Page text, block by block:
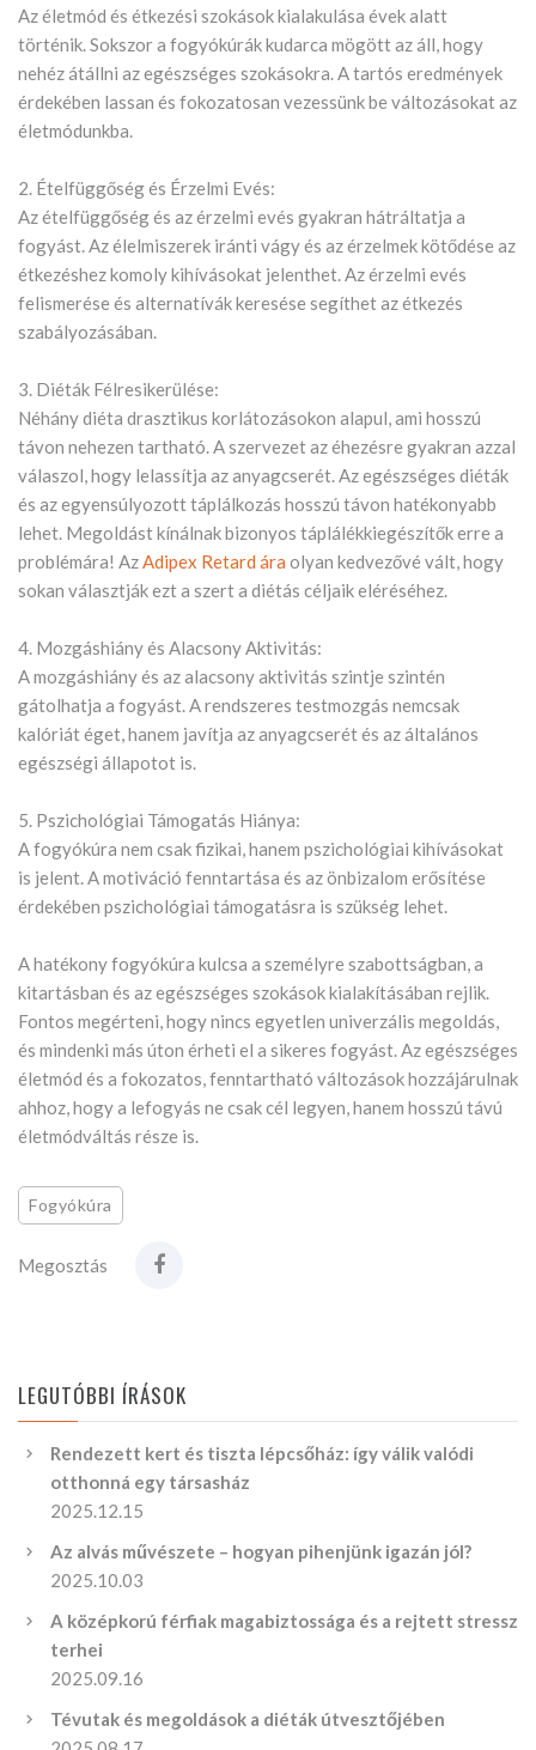
Az életmód és étkezési szokások kialakulása évek alatt
történik. Sokszor a fogyókúrák kudarca mögött az áll, hogy
nehéz átállni az egészséges szokásokra. A tartós eredmények
érdekében lassan és fokozatosan vezessünk be változásokat az
életmódunkba.
2. Ételfüggőség és Érzelmi Evés:
Az ételfüggőség és az érzelmi evés gyakran hátráltatja a
fogyást. Az élelmiszerek iránti vágy és az érzelmek kötődése az
étkezéshez komoly kihívásokat jelenthet. Az érzelmi evés
felismerése és alternatívák keresése segíthet az étkezés
szabályozásában.
3. Diéták Félresikerülése:
Néhány diéta drasztikus korlátozásokon alapul, ami hosszú
távon nehezen tartható. A szervezet az éhezésre gyakran azzal
válaszol, hogy lelassítja az anyagcserét. Az egészséges diéták
és az egyensúlyozott táplálkozás hosszú távon hatékonyabb
lehet. Megoldást kínálnak bizonyos táplálékkiegészítők erre a
problémára! AzAdipex Retard ára olyan kedvezővé vált, hogy
sokan választják ezt a szert a diétás céljaik eléréséhez.
4. Mozgáshiány és Alacsony Aktivitás:
A mozgáshiány és az alacsony aktivitás szintje szintén
gátolhatja a fogyást. A rendszeres testmozgás nemcsak
kalóriát éget, hanem javítja az anyagcserét és az általános
egészségi állapotot is.
5. Pszichológiai Támogatás Hiánya:
A fogyókúra nem csak fizikai, hanem pszichológiai kihívásokat
is jelent. A motiváció fenntartása és az önbizalom erősítése
érdekében pszichológiai támogatásra is szükség lehet.
A hatékony fogyókúra kulcsa a személyre szabottságban, a
kitartásban és az egészséges szokások kialakításában rejlik.
Fontos megérteni, hogy nincs egyetlen univerzális megoldás,
és mindenki más úton érheti el a sikeres fogyást. Az egészséges
életmód és a fokozatos, fenntartható változások hozzájárulnak
ahhoz, hogy a lefogyás ne csak cél legyen, hanem hosszú távú
életmódváltás része is.
Fogyókúra
Megosztás
LEGUTÓBBI ÍRÁSOK
Rendezett kert és tiszta lépcsőház: így válik valódi
otthonná egy társasház
2025.12.15
Az alvás művészete – hogyan pihenjünk igazán jól?
2025.10.03
A középkorú férfiak magabiztossága és a rejtett stressz
terhei
2025.09.16
Tévutak és megoldások a diéták útvesztőjében